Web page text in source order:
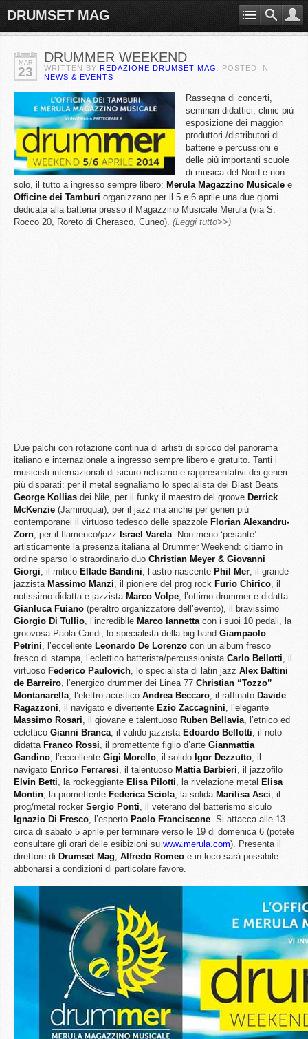
DRUMSET MAG
MAR
23
DRUMMER WEEKEND
WRITTEN BY REDAZIONE DRUMSET MAG
. POSTED IN
NEWS & EVENTS
Rassegna di concerti,
seminari didattici, clinic più
esposizione dei maggiori
produttori /distributori di
batterie e percussioni e
delle più importanti scuole
di musica del Nord e non
solo, il tutto a ingresso sempre libero: Merula Magazzino Musicale e
Officine dei Tamburi organizzano per il 5 e 6 aprile una due giorni
dedicata alla batteria presso il Magazzino Musicale Merula (via S.
Rocco 20, Roreto di Cherasco, Cuneo). (Leggi tutto>>)
Due palchi con rotazione continua di artisti di spicco del panorama
italiano e internazionale a ingresso sempre libero e gratuito. Tanti i
musicisti internazionali di sicuro richiamo e rappresentativi dei generi
più disparati: per il metal segnaliamo lo specialista dei Blast Beats
George Kollias dei Nile, per il funky il maestro del groove Derrick
McKenzie (Jamiroquai), per il jazz ma anche per generi più
contemporanei il virtuoso tedesco delle spazzole Florian Alexandru-
Zorn, per il flamenco/jazz Israel Varela. Non meno ‘pesante’
artisticamente la presenza italiana al Drummer Weekend: citiamo in
ordine sparso lo straordinario duo Christian Meyer & Giovanni
Giorgi, il mitico Ellade Bandini, l’astro nascente Phil Mer, il grande
jazzista Massimo Manzi, il pioniere del prog rock Furio Chirico, il
notissimo didatta e jazzista Marco Volpe, l’ottimo drummer e didatta
Gianluca Fuiano (peraltro organizzatore dell’evento), il bravissimo
Giorgio Di Tullio, l’incredibile Marco Iannettacon i suoi 10 pedali, la
groovosa Paola Caridi, lo specialista della big band Giampaolo
Petrini, l’eccellente Leonardo De Lorenzo con un album fresco
fresco di stampa, l’eclettico batterista/percussionista Carlo Bellotti, il
virtuoso Federico Paulovich, lo specialista di latin jazz Alex Battini
de Barreiro, l’energico drummer dei Linea 77 Christian “Tozzo”
Montanarella, l’elettro-acustico Andrea Beccaro, il raffinato Davide
Ragazzoni, il navigato e divertente Ezio Zaccagnini, l’elegante
Massimo Rosari, il giovane e talentuoso Ruben Bellavia, l’etnico ed
eclettico Gianni Branca, il valido jazzista Edoardo Bellotti, il noto
didatta Franco Rossi, il promettente figlio d’arte Gianmattia
Gandino, l’eccellente Gigi Morello, il solido Igor Dezzutto, il
navigato Enrico Ferraresi, il talentuoso Mattia Barbieri, il jazzofilo
Elvin Betti, la rockeggiante Elisa Pilotti, la rivelazione metal Elisa
Montin, la promettente Federica Sciola, la solida Marilisa Asci, il
prog/metal rocker Sergio Ponti, il veterano del batterismo siculo
Ignazio Di Fresco, l’esperto Paolo Franciscone. Si attacca alle 13
circa di sabato 5 aprile per terminare verso le 19 di domenica 6 (potete
consultare gli orari delle esibizioni su www.merula.com). Presenta il
direttore di Drumset Mag, Alfredo Romeo e in loco sarà possibile
abbonarsi a condizioni di particolare favore.